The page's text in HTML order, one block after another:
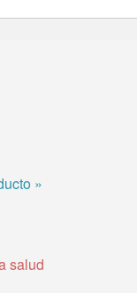
»
salud